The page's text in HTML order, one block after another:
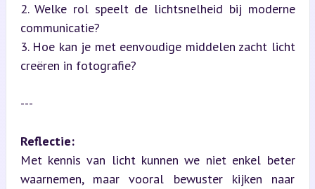
2. Welke rol speelt de lichtsnelheid bij moderne
communicatie?
3. Hoe kan je met eenvoudige middelen zacht licht
creëren in fotografie?
---
Reflectie:
Met kennis van licht kunnen we niet enkel beter
waarnemen, maar vooral bewuster kijken naar